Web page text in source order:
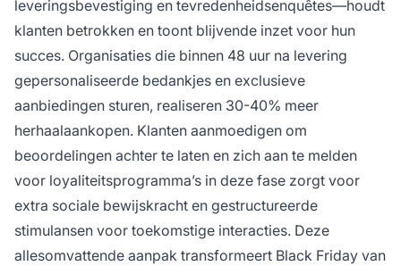
leveringsbevestiging en tevredenheidsenquêtes—houdt
klanten betrokken en toont blijvende inzet voor hun
succes. Organisaties die binnen 48 uur na levering
gepersonaliseerde bedankjes en exclusieve
aanbiedingen sturen, realiseren 30-40% meer
herhaalaankopen. Klanten aanmoedigen om
beoordelingen achter te laten en zich aan te melden
voor loyaliteitsprogramma’s in deze fase zorgt voor
extra sociale bewijskracht en gestructureerde
stimulansen voor toekomstige interacties. Deze
allesomvattende aanpak transformeert Black Friday van